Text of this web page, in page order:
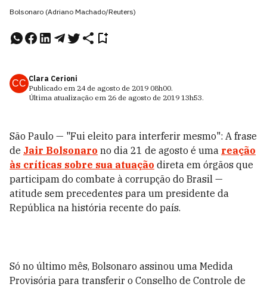
Bolsonaro (Adriano Machado/Reuters)
CC Clara Cerioni
Publicado em 24 de agosto de 2019 08h00.
Última atualização em 26 de agosto de 2019 13h53.
São Paulo — "Fui eleito para interferir mesmo": A frase
de Jair Bolsonaro no dia 21 de agosto é uma reação
às críticas sobre sua atuação direta em órgãos que
participam do combate à corrupção do Brasil —
atitude sem precedentes para um presidente da
República na história recente do país.
Só no último mês, Bolsonaro assinou uma Medida
Provisória para transferir o Conselho de Controle de